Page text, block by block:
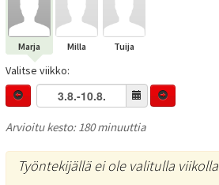
Marja Milla Tuija
Valitse viikko:
Arvioitu kesto: 180 minuuttia
Työntekijällä ei ole valitulla